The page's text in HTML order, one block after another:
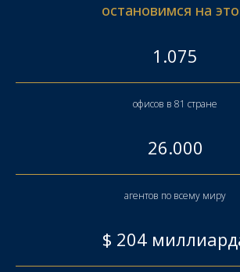
остановимся на
1.075
офисов в 81 стране
26.000
агентов по всему миру
$ 204